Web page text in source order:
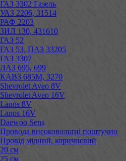
ГАЗ 3302 Газель
УАЗ 2206, 31514
РАФ 2203
ЗИЛ 130, 431610
ГАЗ 52
ГАЗ 53, ПАЗ 33205
ГАЗ 3307
ЛАЗ 695, 699
КАВЗ 685М, 3270
Shevrolet Aveo 8V
Shevrolet Aveo 16V
Lanos 8V
Lanos 16V
Daewoo Sens
Провода високовольтні поштучно
Провід мідний, коричневий
20 см
25 см